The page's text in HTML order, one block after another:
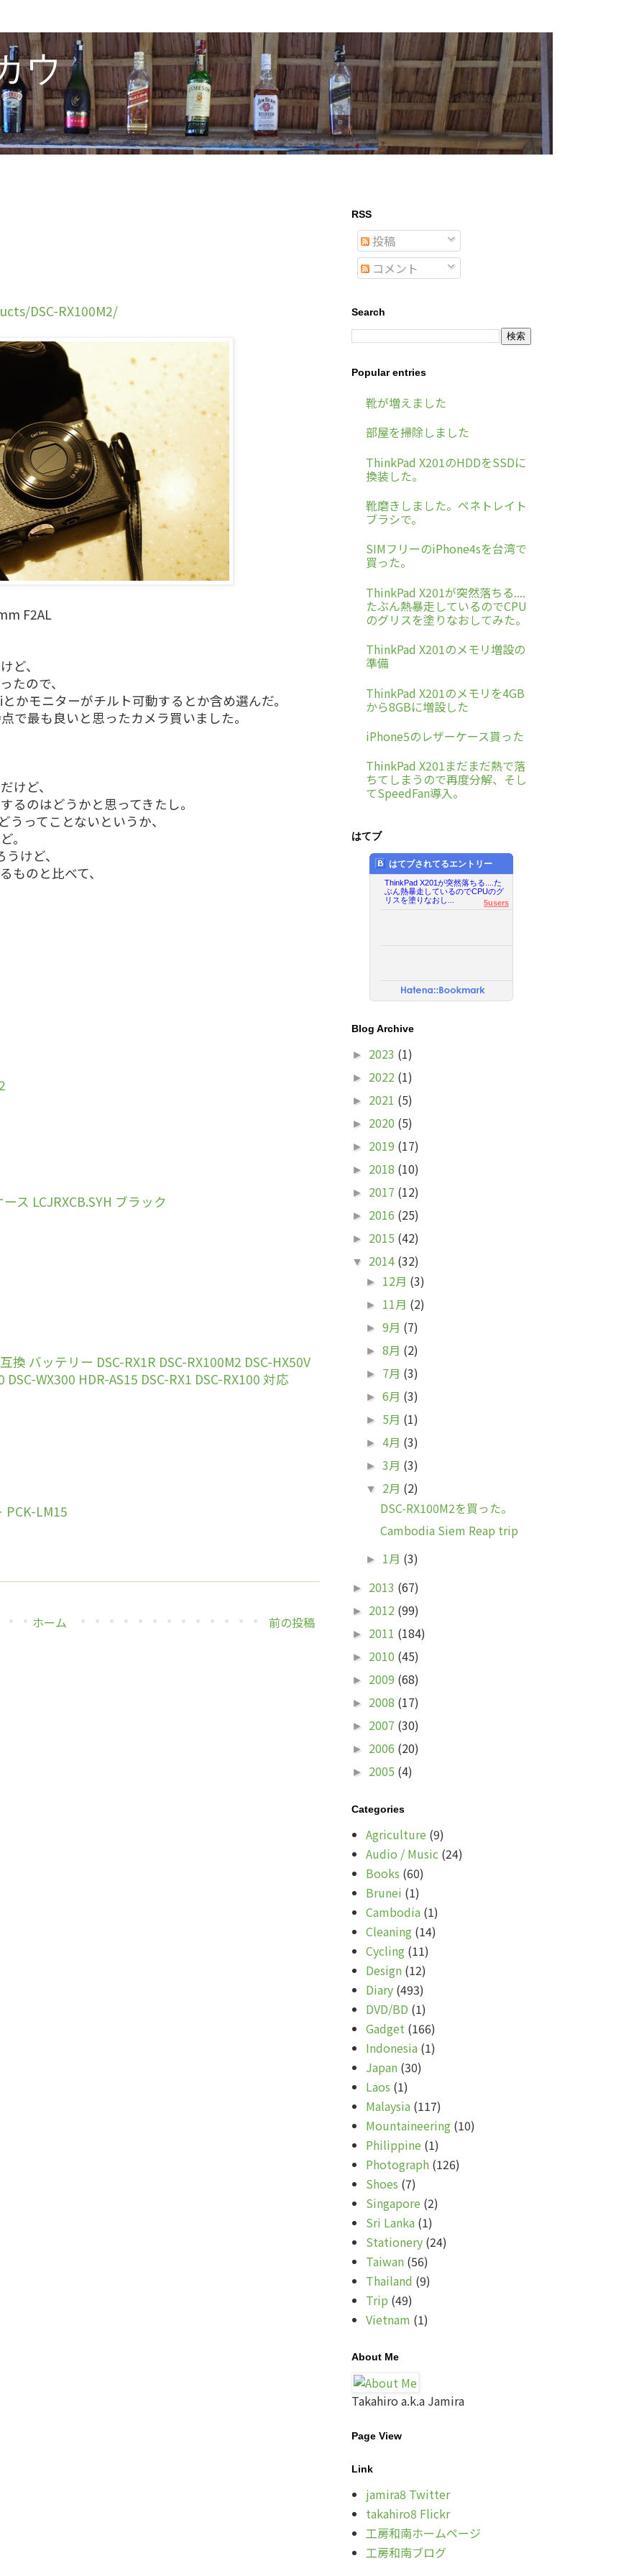
ウ
DSC-RX100M2/
F2AL
ど、
たので、
かモニターがチルト可動するとか含め選んだ。
で最も良いと思ったカメラ買いました。
けど、
るのはどうかと思ってきたし。
ってことないというか、
。
けど、
ものと比べて、
ス LCJRXCB.SYH ブラック
バッテリー DSC-RX1R DSC-RX100M2 DSC-HX50V
WX300 HDR-AS15 DSC-RX1 DSC-RX100 対応
PCK-LM15
前の投稿
ホーム
RSS
投稿
コメント
Search
Popular entries
靴が増えました
部屋を掃除しました
ThinkPad X201のHDDをSSDに
換装した。
靴磨きしました。ペネトレイト
ブラシで。
SIMフリーのiPhone4sを台湾で
買った。
ThinkPad X201が突然落ちる....
たぶん熱暴走しているのでCPU
のグリスを塗りなおしてみた。
ThinkPad X201のメモリ増設の
準備
ThinkPad X201のメモリを4GB
から8GBに増設した
iPhone5のレザーケース貰った
ThinkPad X201まだまだ熱で落
ちてしまうので再度分解、そし
てSpeedFan導入。
はてブ
はてブされてるエントリー
ThinkPad X201が突然落ちる....た
ぶん熱暴走しているのでCPUのグ
リスを塗りなおし...
5users
Blog Archive
► 2023 (1)
► 2022 (1)
► 2021 (5)
► 2020 (5)
► 2019 (17)
► 2018 (10)
► 2017 (12)
► 2016 (25)
► 2015 (42)
▼ 2014 (32)
► 12月 (3)
► 11月 (2)
►9月 (7)
►8月 (2)
► 7月 (3)
►6月 (3)
► 5月 (1)
►4月 (3)
►3月 (3)
▼ 2月 (2)
DSC-RX100M2を買った。
Cambodia Siem Reap trip
► 1月 (3)
► 2013 (67)
► 2012 (99)
► 2011 (184)
► 2010 (45)
► 2009 (68)
► 2008 (17)
► 2007 (30)
► 2006 (20)
► 2005 (4)
Categories
Agriculture (9)
Audio / Music (24)
Books (60)
Brunei (1)
Cambodia (1)
Cleaning (14)
Cycling (11)
Design (12)
Diary (493)
DVD/BD (1)
Gadget (166)
Indonesia (1)
Japan (30)
Laos (1)
Malaysia (117)
Mountaineering (10)
Philippine (1)
Photograph (126)
Shoes (7)
Singapore (2)
Sri Lanka (1)
Stationery (24)
Taiwan (56)
Thailand (9)
Trip (49)
Vietnam (1)
About Me
Takahiro a.k.a Jamira
Page View
Link
jamira8 Twitter
takahiro8 Flickr
工房和南ホームページ
工房和南ブログ